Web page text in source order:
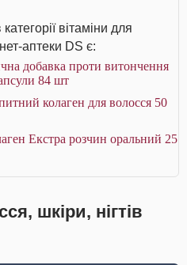
вітаміни для
аптеки DS є:
добавка проти витончення
84 шт
колаген для волосся 50
Екстра розчин оральний 25
шкіри, нігтів